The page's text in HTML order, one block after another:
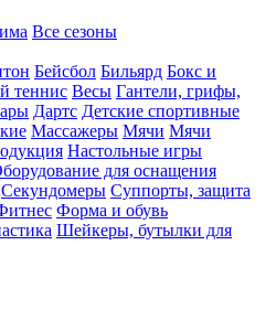
Все сезоны
Бейсбол Бильярд Бокс и
теннис Весы Гантели, грифы,
Дартс Детские спортивные
Массажеры Мячи Мячи
Настольные игры
для оснащения
Секундомеры Суппорты, защита
Форма и обувь
Шейкеры, бутылки для